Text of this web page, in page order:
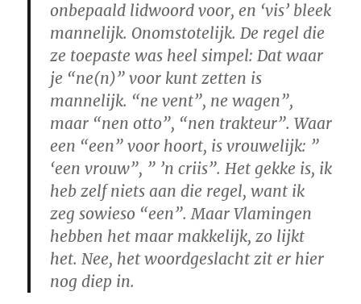
onbepaald lidwoord voor, en ‘vis’ bleek
mannelijk. Onomstotelijk. De regel die
ze toepaste was heel simpel: Dat waar
je “ne(n)” voor kunt zetten is
mannelijk. “ne vent”, ne wagen”,
maar “nen otto”, “nen trakteur”. Waar
een “een” voor hoort, is vrouwelijk: ”
‘een vrouw”, ” ’n criis”. Het gekke is, ik
heb zelf niets aan die regel, want ik
zeg sowieso “een”. Maar Vlamingen
hebben het maar makkelijk, zo lijkt
het. Nee, het woordgeslacht zit er hier
nog diep in.